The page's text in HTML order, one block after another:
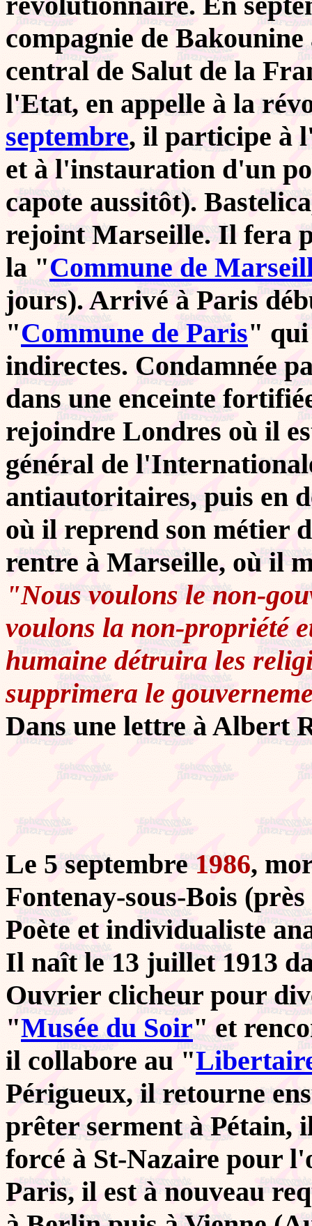
compagnie de
central de Salut de la
l'Etat, en appelle à la
septembre, il participe à
et à l'instauration d'un
capote aussitôt).
rejoint Marseille. Il fera
la "Commune de
jours). Arrivé à Paris
"Commune de Paris"
indirectes. Condamnée
dans une enceinte
rejoindre Londres où il
général de
antiautoritaires, puis en
où il reprend son métier
rentre à Marseille, où il
"Nous voulons le non-
voulons la non-propriété
humaine détruira les
supprimera le
Dans une lettre à Albert
Le 5 septembre1986,
Fontenay-sous-Bois
Poète et individualiste
Il naît le 13 juillet 1913
Ouvrier clicheur pour
"Musée du Soir" et
il collabore au "
Périgueux, il retourne
prêter serment à Pétain,
forcé à St-Nazaire pour
Paris, il est à nouveau